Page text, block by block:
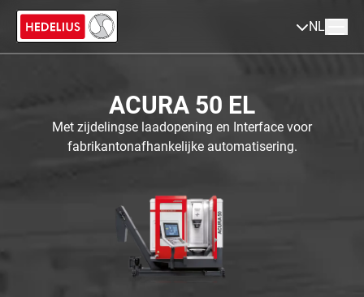
NL
ACURA 50 EL
Met zijdelingse laadopening en Interface voor
fabrikantonafhankelijke automatisering.